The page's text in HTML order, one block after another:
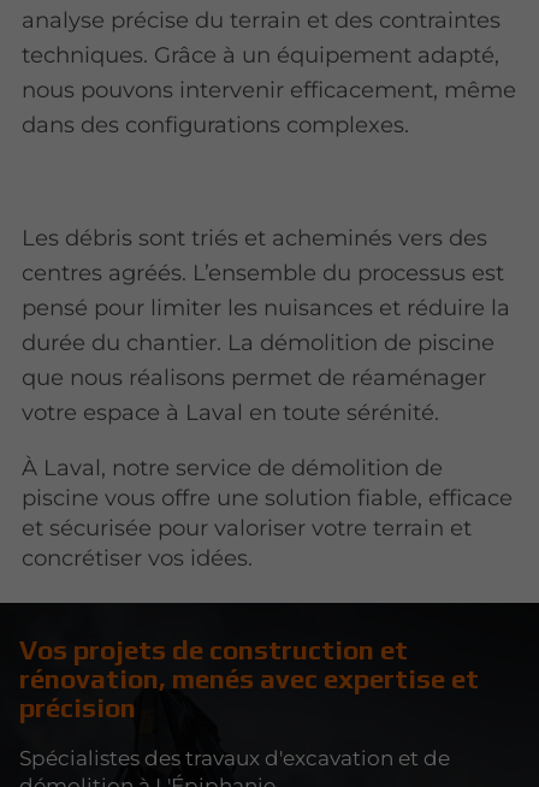
analyse précise du terrain et des contraintes
techniques. Grâce à un équipement adapté,
nous pouvons intervenir efficacement, même
dans des configurations complexes.
Les débris sont triés et acheminés vers des
centres agréés. L’ensemble du processus est
pensé pour limiter les nuisances et réduire la
durée du chantier. La démolition de piscine
que nous réalisons permet de réaménager
votre espace à Laval en toute sérénité.
À Laval, notre service de démolition de
piscine vous offre une solution fiable, efficace
et sécurisée pour valoriser votre terrain et
concrétiser vos idées.
Vos projets de construction et
rénovation, menés avec expertise et
précision
Spécialistes des travaux d'excavation et de